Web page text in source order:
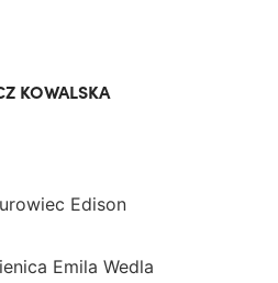
KOWALSKA
Edison
Emila Wedla